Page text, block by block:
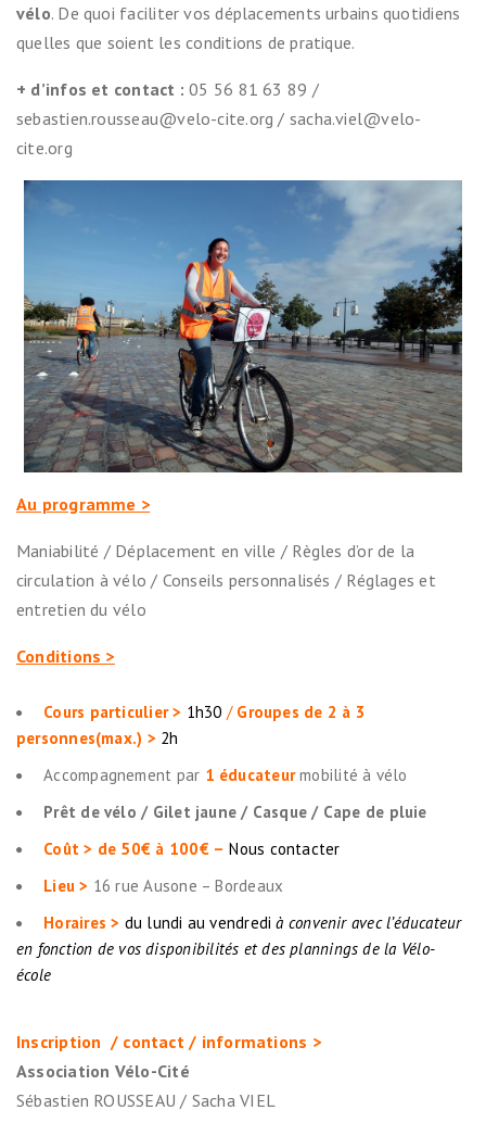
vélo. De quoi faciliter vos déplacements urbains quotidiens
quelles que soient les conditions de pratique.
+ d’infos et contact : 05 56 81 63 89 /
sebastien.rousseau@velo-cite.org / sacha.viel@velo-
cite.org
Au programme >
Maniabilité / Déplacement en ville / Règles d’or de la
circulation à vélo / Conseils personnalisés / Réglages et
entretien du vélo
Conditions >
Cours particulier > 1h30 / Groupes de 2 à 3
personnes(max.) > 2h
Accompagnement par 1 éducateur mobilité à vélo
Prêt de vélo / Gilet jaune / Casque / Cape de pluie
Coût > de 50€ à 100€ – Nous contacter
Lieu > 16 rue Ausone – Bordeaux
Horaires > du lundi au vendredi à convenir avec l’éducateur
en fonction de vos disponibilités et des plannings de la Vélo-
école
Inscription / contact / informations >
Association Vélo-Cité
Sébastien ROUSSEAU / Sacha VIEL